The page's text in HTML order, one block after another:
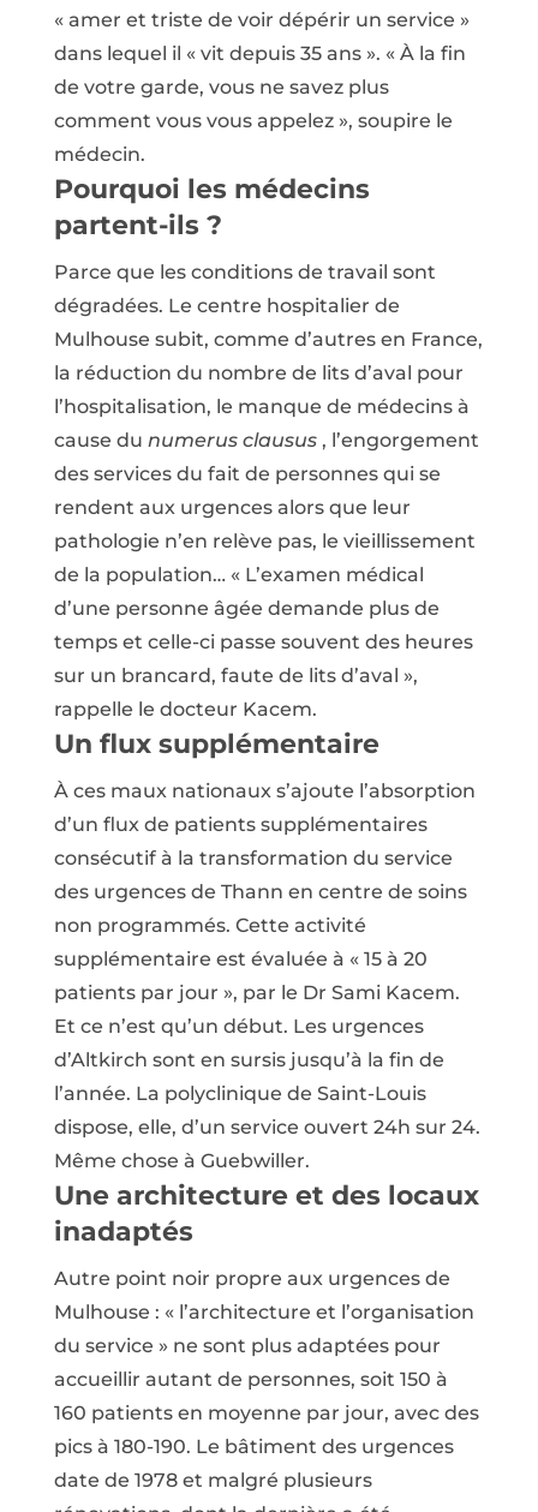
« amer et triste de voir dépérir un service »
dans lequel il « vit depuis 35 ans ». « À la fin
de votre garde, vous ne savez plus
comment vous vous appelez », soupire le
médecin.
Pourquoi les médecins
partent-ils ?
Parce que les conditions de travail sont
dégradées. Le centre hospitalier de
Mulhouse subit, comme d’autres en France,
la réduction du nombre de lits d’aval pour
l’hospitalisation, le manque de médecins à
cause du numerus clausus, l’engorgement
des services du fait de personnes qui se
rendent aux urgences alors que leur
pathologie n’en relève pas, le vieillissement
de la population… « L’examen médical
d’une personne âgée demande plus de
temps et celle-ci passe souvent des heures
sur un brancard, faute de lits d’aval »,
rappelle le docteur Kacem.
Un flux supplémentaire
À ces maux nationaux s’ajoute l’absorption
d’un flux de patients supplémentaires
consécutif à la transformation du service
des urgences de Thann en centre de soins
non programmés. Cette activité
supplémentaire est évaluée à « 15 à 20
patients par jour », par le Dr Sami Kacem.
Et ce n’est qu’un début. Les urgences
d’Altkirch sont en sursis jusqu’à la fin de
l’année. La polyclinique de Saint-Louis
dispose, elle, d’un service ouvert 24h sur 24.
Même chose à Guebwiller.
Une architecture et des locaux
inadaptés
Autre point noir propre aux urgences de
Mulhouse : « l’architecture et l’organisation
du service » ne sont plus adaptées pour
accueillir autant de personnes, soit 150 à
160 patients en moyenne par jour, avec des
pics à 180-190. Le bâtiment des urgences
date de 1978 et malgré plusieurs